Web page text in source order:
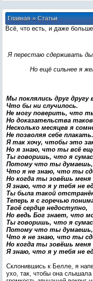
Главная»Статьи
Всё, что есть, и даже
Я перестаю сдерживать
Но ещё сильнее я
Мы поклялись друг другу
Что бы ни случилось.
Не могу поверить, что
Но доказательства
Несколько месяцев я
Не позволяя себе плакать.
Я так хочу, чтобы это
Но я знаю, что ты всё
Ты говоришь, что я
Потому что ты думаешь,
Что я не знаю, что ты
Но когда ты зовёшь меня
Я знаю, что я у тебя не
Ты была такой
Теперь я с горечью
Твоё сердце недоступно,
Но ведь Бог знает, что
Ты говоришь, что я
Потому что ты думаешь,
Что я не знаю, что ты
Но когда ты зовёшь меня
Я знаю, что я у тебя не
Склонившись к Белле, я
ухо, так, чтобы она